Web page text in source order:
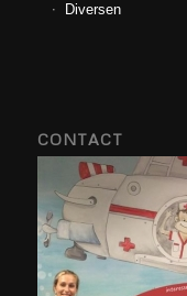
Diversen
CONTACT